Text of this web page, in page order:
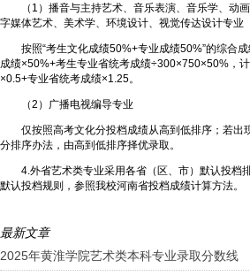
（1）播音与主持艺术、音乐表演、音乐学、动画
字媒体艺术、美术学、环境设计、视觉传达设计专业
按照“考生文化成绩50%+专业成绩50%”的综合成
成绩×50%+考生专业省统考成绩÷300×750×50%，
×0.5+专业省统考成绩×1.25。
（2）广播电视编导专业
仅按照高考文化分投档成绩从高到低排序；若出
分排序办法，由高到低排序择优录取。
4.外省艺术类专业采用各省（区、市）默认投档
默认投档规则，参照我校河南省投档成绩计算方法。
最新文章
2025年黄淮学院艺术类本科专业录取分数线